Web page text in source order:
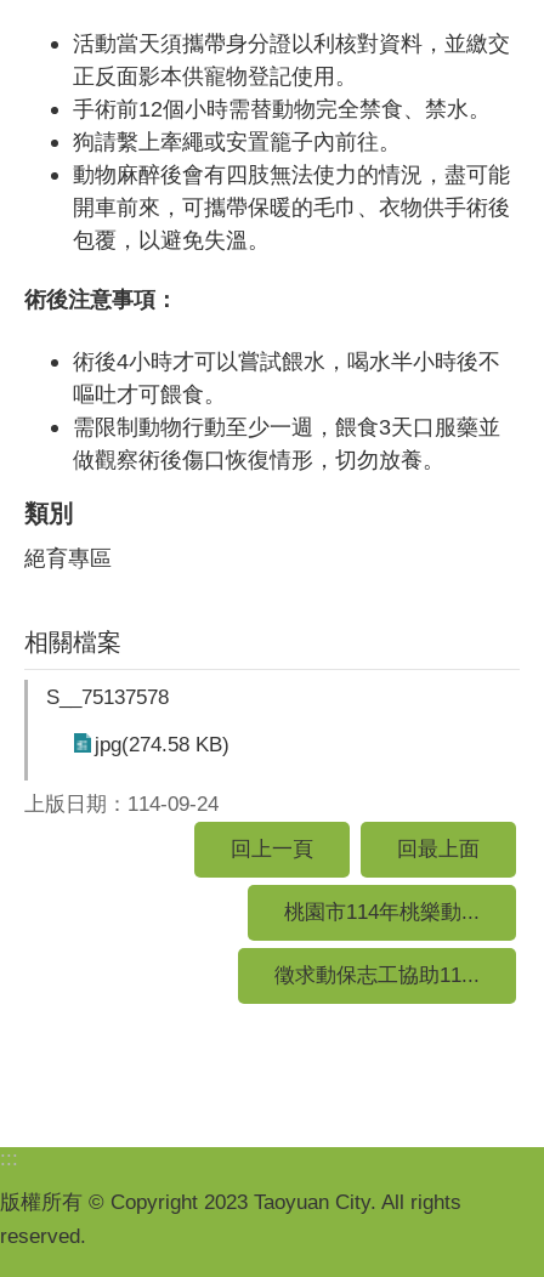
活動當天須攜帶身分證以利核對資料，並繳交
正反面影本供寵物登記使用。
手術前12個小時需替動物完全禁食、禁水。
狗請繫上牽繩或安置籠子內前往。
動物麻醉後會有四肢無法使力的情況，盡可能
開車前來，可攜帶保暖的毛巾、衣物供手術後
包覆，以避免失溫。
術後注意事項：
術後4小時才可以嘗試餵水，喝水半小時後不
嘔吐才可餵食。
需限制動物行動至少一週，餵食3天口服藥並
做觀察術後傷口恢復情形，切勿放養。
類別
絕育專區
相關檔案
S__75137578
jpg(274.58 KB)
上版日期：114-09-24
回上一頁
回最上面
桃園市114年桃樂動...
徵求動保志工協助11...
:::
版權所有 © Copyright 2023 Taoyuan City. All rights
reserved.